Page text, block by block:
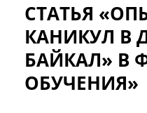
СТАТЬЯ
КАНИКУЛ В
БАЙКАЛ» В
ОБУЧЕНИЯ»